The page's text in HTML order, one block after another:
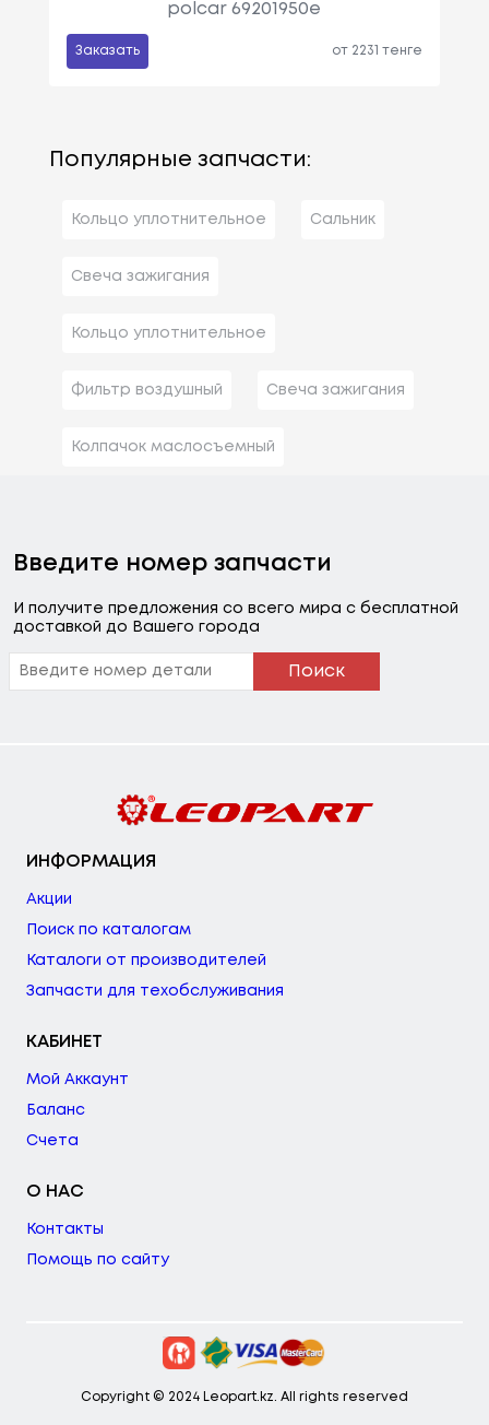
polcar 69201950e
Заказать от 2231 тенге
Популярные запчасти:
Кольцо уплотнительное Сальник
Свеча зажигания
Кольцо уплотнительное
Фильтр воздушный Свеча зажигания
Колпачок маслосъемный
Введите номер запчасти
И получите предложения со всего мира с бесплатной
доставкой до Вашего города
Поиск
ИНФОРМАЦИЯ
Акции
Поиск по каталогам
Каталоги от производителей
Запчасти для техобслуживания
КАБИНЕТ
Мой Аккаунт
Баланс
Счета
О НАС
Контакты
Помощь по сайту
Copyright © 2024 Leopart.kz. All rights reserved